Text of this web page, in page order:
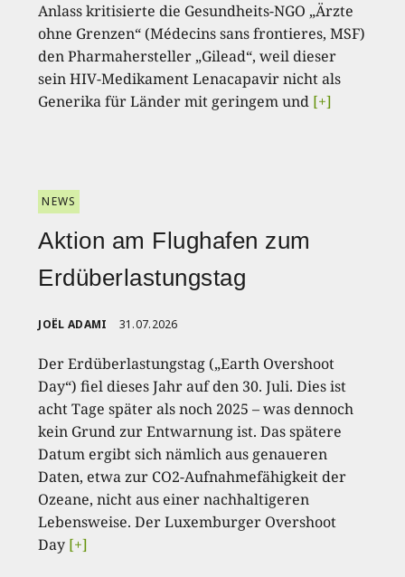
Anlass kritisierte die Gesundheits-NGO „Ärzte
ohne Grenzen“ (Médecins sans frontieres, MSF)
den Pharmahersteller „Gilead“, weil dieser
sein HIV-Medikament Lenacapavir nicht als
Generika für Länder mit geringem und [+]
NEWS
Aktion am Flughafen zum
Erdüberlastungstag
JOËL ADAMI 31.07.2026
Der Erdüberlastungstag („Earth Overshoot
Day“) fiel dieses Jahr auf den 30. Juli. Dies ist
acht Tage später als noch 2025 – was dennoch
kein Grund zur Entwarnung ist. Das spätere
Datum ergibt sich nämlich aus genaueren
Daten, etwa zur CO2-Aufnahmefähigkeit der
Ozeane, nicht aus einer nachhaltigeren
Lebensweise. Der Luxemburger Overshoot
Day [+]